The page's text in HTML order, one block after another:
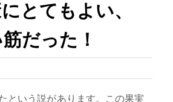
とてもよい、
だった！
という説があります。この果実